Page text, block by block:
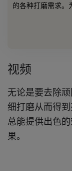
的各种打磨需求。
视频
无论是要去除
细打磨从而得
总能提供出色
果。